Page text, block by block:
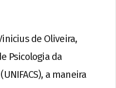
de Oliveira,
Psicologia da
a maneira